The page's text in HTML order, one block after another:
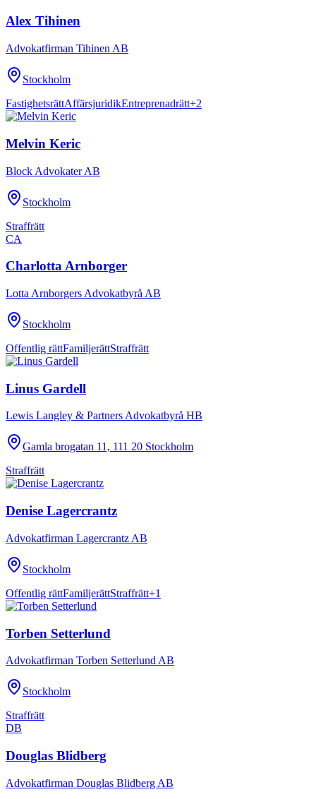
Alex Tihinen
Advokatfirman Tihinen AB
Stockholm
FastighetsrättAffärsjuridikEntreprenadrätt+2
Melvin Keric
Block Advokater AB
Stockholm
Straffrätt
CA
Charlotta Arnborger
Lotta Arnborgers Advokatbyrå AB
Stockholm
Offentlig rättFamiljerättStraffrätt
Linus Gardell
Lewis Langley & Partners Advokatbyrå HB
Gamla brogatan 11, 111 20 Stockholm
Straffrätt
Denise Lagercrantz
Advokatfirman Lagercrantz AB
Stockholm
Offentlig rättFamiljerättStraffrätt+1
Torben Setterlund
Advokatfirman Torben Setterlund AB
Stockholm
Straffrätt
DB
Douglas Blidberg
Advokatfirman Douglas Blidberg AB